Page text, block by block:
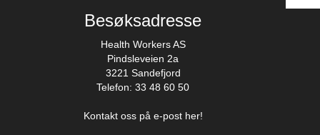
Besøksadresse
Health Workers AS
Pindsleveien 2a
3221 Sandefjord
Telefon: 33 48 60 50
Kontakt oss på e-post her!